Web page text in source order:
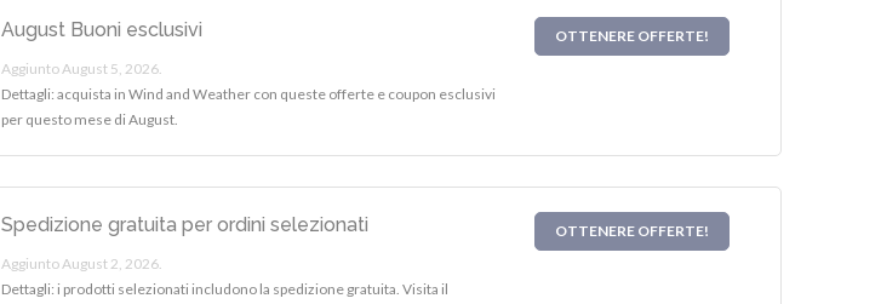
August Buoni esclusivi
Aggiunto August 5, 2026.
Dettagli: acquista in Wind and Weather con queste offerte e coupon esclusivi
per questo mese di August.
OTTENERE OFFERTE!
Spedizione gratuita per ordini selezionati
Aggiunto August 2, 2026.
Dettagli: i prodotti selezionati includono la spedizione gratuita. Visita il
OTTENERE OFFERTE!